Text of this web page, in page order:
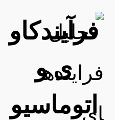
فرآیندکاو
ی و
اتوماسیو